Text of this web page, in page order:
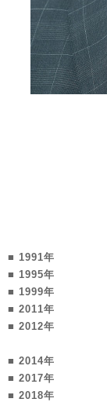
■ 1991年
■ 1995年
■ 1999年
■ 2011年
■ 2012年
■ 2014年
■ 2017年
■ 2018年